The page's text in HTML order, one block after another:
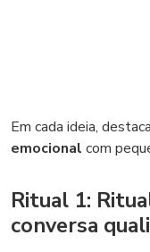
Em cada ideia,
emocional com
Ritual 1:
conversa